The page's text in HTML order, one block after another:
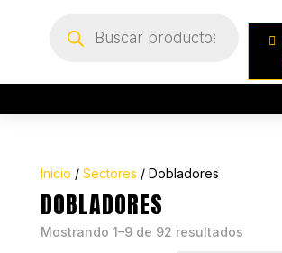
productos
Inicio / Sectores / Dobladores
DOBLADORES
Mostrando 1–9 de 92 resultados